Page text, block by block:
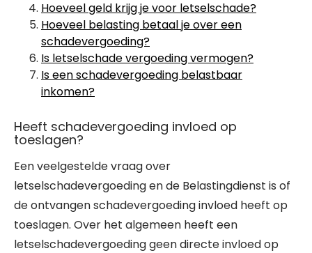
Hoeveel geld krijg je voor letselschade?
Hoeveel belasting betaal je over een
schadevergoeding?
Is letselschade vergoeding vermogen?
Is een schadevergoeding belastbaar
inkomen?
Heeft schadevergoeding invloed op
toeslagen?
Een veelgestelde vraag over
letselschadevergoeding en de Belastingdienst is of
de ontvangen schadevergoeding invloed heeft op
toeslagen. Over het algemeen heeft een
letselschadevergoeding geen directe invloed op